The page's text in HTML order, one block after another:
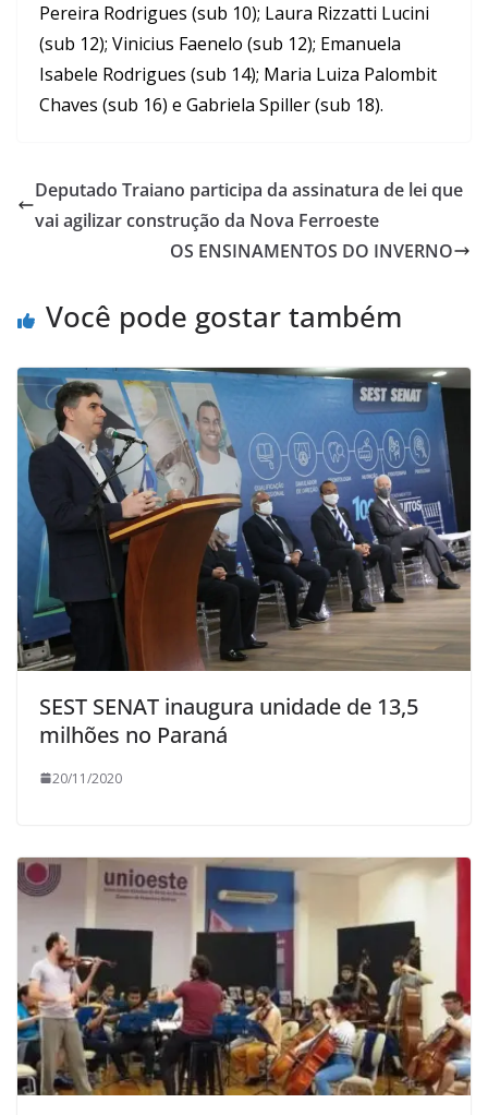
Pereira Rodrigues (sub 10); Laura Rizzatti Lucini
(sub 12); Vinicius Faenelo (sub 12); Emanuela
Isabele Rodrigues (sub 14); Maria Luiza Palombit
Chaves (sub 16) e Gabriela Spiller (sub 18).
Deputado Traiano participa da assinatura de lei que
vai agilizar construção da Nova Ferroeste
OS ENSINAMENTOS DO INVERNO
Você pode gostar também
SEST SENAT inaugura unidade de 13,5
milhões no Paraná
20/11/2020